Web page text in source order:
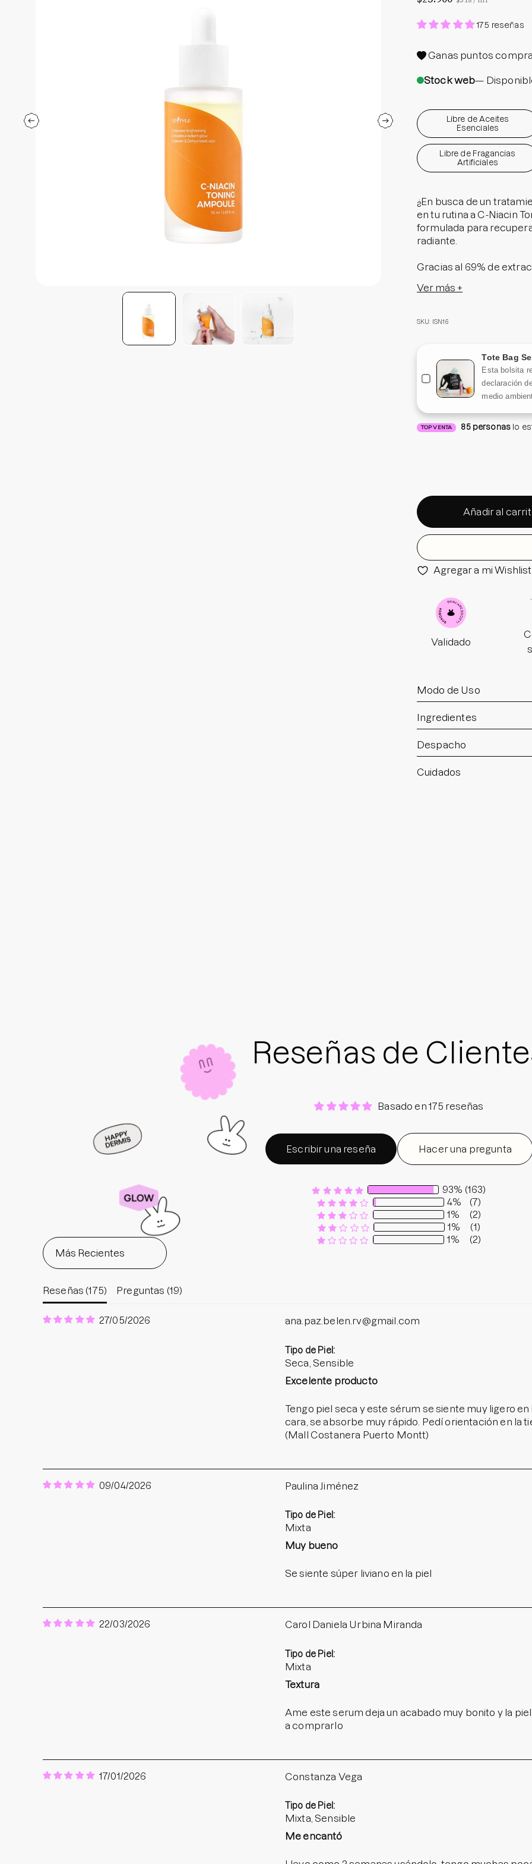
Protector
Parche
Parches
175 reseñas
Ganas puntos
Stock web—
Libre de Aceites
Esenciales
Libre de Fragancias
Artificiales
¿En busca de un
en tu rutina a C-Niacin
formulada para
radiante.
Gracias al 69% de
C, que junto al 2% de
Tamaño: 50ml
Ver más +
SKU: ISN16
Tote Bag
Esta bolsita
declaración
medio
TOP VENTA 85personas lo
Añadir al
Agregar a mi Wishlist
Validado
Modo de Uso
Ingredientes
Despacho
Cuidados
Reseñas de
Basado en 175 reseñas
Escribir una reseña Hacer una pregunta
93% (163)
4%
(7)
1%
(2)
1%
(1)
1%
(2)
Sort by
Reseñas (175) Preguntas (19)
27/05/2026 ana.paz.belen.rv@gmail.com
Tipo de Piel:
Seca, Sensible
Excelente producto
Tengo piel seca y este sérum se siente muy ligero
cara, se absorbe muy rápido. Pedí orientación en la
(Mall Costanera Puerto Montt)
09/04/2026 Paulina Jiménez
Tipo de Piel:
Mixta
Muy bueno
Se siente súper liviano en la piel
22/03/2026 Carol Daniela Urbina Miranda
Tipo de Piel:
Mixta
Textura
Ame este serum deja un acabado muy bonito y la
a comprarlo
17/01/2026 Constanza Vega
Tipo de Piel:
Mixta, Sensible
Me encantó